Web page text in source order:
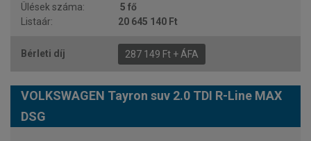
5 fő
20 645 140 Ft
287 149 Ft + ÁFA
VOLKSWAGEN Tayron suv 2.0 TDI R-Line MAX
DSG